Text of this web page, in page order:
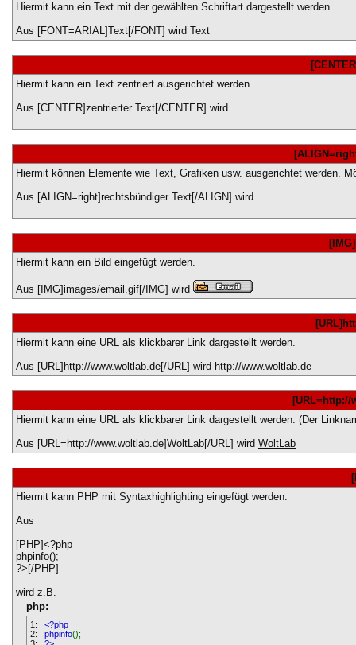
Hiermit kann ein Text mit der gewählten Schriftart dargestellt werden.
Aus [FONT=ARIAL]Text[/FONT] wird Text
Hiermit kann ein Text zentriert ausgerichtet werden.
Aus [CENTER]zentrierter Text[/CENTER] wird
Hiermit können Elemente wie Text, Grafiken usw. ausgerichtet werden.
Aus [ALIGN=right]rechtsbündiger Text[/ALIGN] wird
Hiermit kann ein Bild eingefügt werden.
Aus [IMG]images/email.gif[/IMG] wird
Hiermit kann eine URL als klickbarer Link dargestellt werden.
Aus [URL]http://www.woltlab.de[/URL] wird http://www.woltlab.de
[URL=http://
Hiermit kann eine URL als klickbarer Link dargestellt werden. (Der
Aus [URL=http://www.woltlab.de]WoltLab[/URL] wird WoltLab
Hiermit kann PHP mit Syntaxhighlighting eingefügt werden.
Aus
[PHP]<?php
phpinfo();
?>[/PHP]
wird z.B.
php:
1:
2:
<?php
phpinfo();